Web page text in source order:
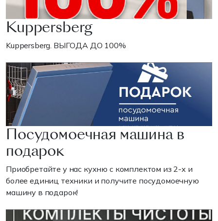
Kuppersberg
Kuppersberg. ВЫГОДА ДО 100%
Посудомоечная машина в
подарок
Приобретайте у нас кухню с комплектом из 2-х и
более единиц техники и получите посудомоечную
машину в подарок!